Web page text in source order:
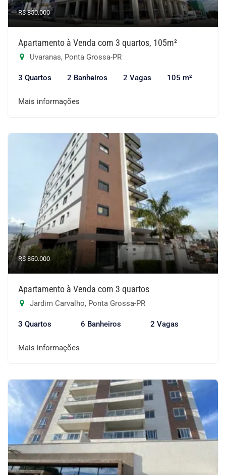
R$ 850.000
Apartamento à Venda com 3 quartos, 105m²
Uvaranas, Ponta Grossa-PR
3 Quartos 2 Banheiros 2 Vagas 105 m²
Mais informações
R$ 850.000
Apartamento à Venda com 3 quartos
Jardim Carvalho, Ponta Grossa-PR
3 Quartos 6 Banheiros 2 Vagas
Mais informações